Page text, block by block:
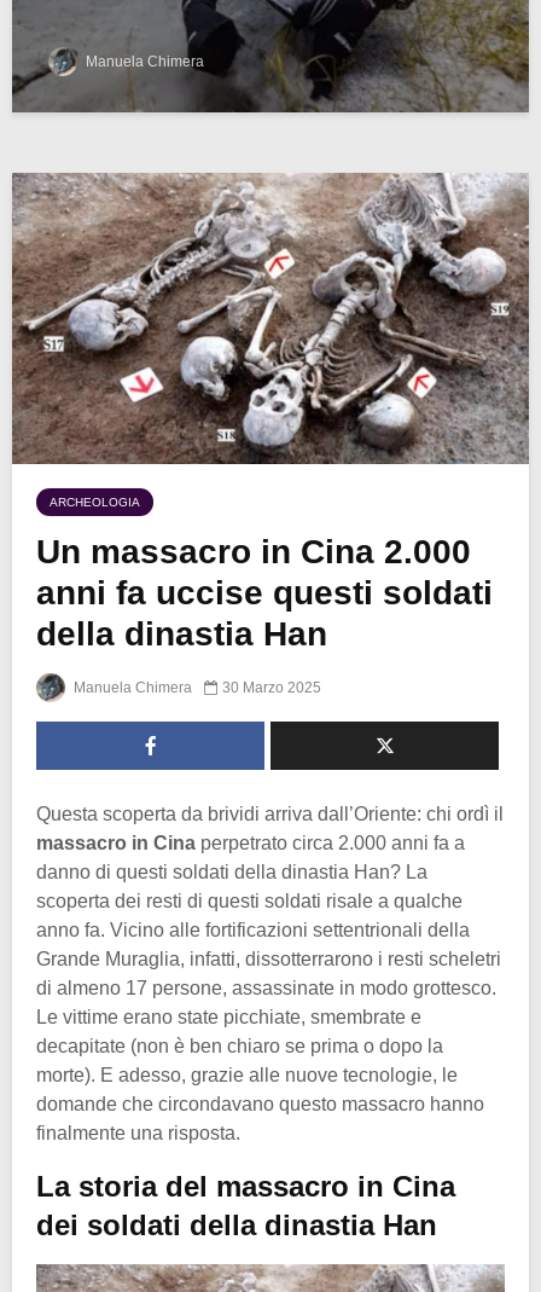
Manuela Chimera
ARCHEOLOGIA
Un massacro in Cina 2.000
anni fa uccise questi soldati
della dinastia Han
Manuela Chimera 30 Marzo 2025
Questa scoperta da brividi arriva dall’Oriente: chi ordì il
massacro in Cina perpetrato circa 2.000 anni fa a
danno di questi soldati della dinastia Han? La
scoperta dei resti di questi soldati risale a qualche
anno fa. Vicino alle fortificazioni settentrionali della
Grande Muraglia, infatti, dissotterrarono i resti scheletri
di almeno 17 persone, assassinate in modo grottesco.
Le vittime erano state picchiate, smembrate e
decapitate (non è ben chiaro se prima o dopo la
morte). E adesso, grazie alle nuove tecnologie, le
domande che circondavano questo massacro hanno
finalmente una risposta.
La storia del massacro in Cina
dei soldati della dinastia Han